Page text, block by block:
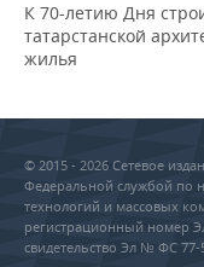
К 70-летию Дня
татарстанской
жилья
© 2015 - 2026 Сетевое
Федеральной службой по
технологий и массовых
регистрационный номер
свидетельство Эл № ФС 77-